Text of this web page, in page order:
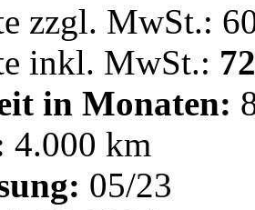
zzgl. MwSt.:
inkl. MwSt.:
in Monaten:
4.000 km
05/23